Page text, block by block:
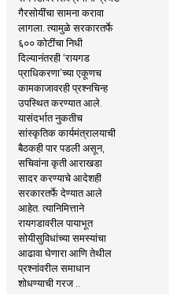
गैरसोयींचा सामना करावा
लागला. त्यामुळे सरकारतर्फे
६०० कोटींचा निधी
दिल्यानंतरही ‘रायगड
प्राधिकरणा’च्या एकूणच
कामकाजावरही प्रश्नचिन्ह
उपस्थित करण्यात आले.
यासंदर्भात नुकतीच
सांस्कृतिक कार्यमंत्रालयाची
बैठकही पार पडली असून,
सचिवांना कृती आराखडा
सादर करण्याचे आदेशही
सरकारतर्फे देण्यात आले
आहेत. त्यानिमित्ताने
रायगडावरील पायाभूत
सोयीसुविधांच्या समस्यांचा
आढावा घेणारा आणि तेथील
प्रश्नांवरील समाधान
शोधण्याची गरज ..